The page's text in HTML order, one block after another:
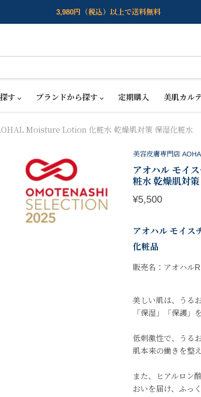
3,980円（税込）以上で送料無料
す ブランドから探す 定期購入 美肌カル
Moisture Lotion 化粧水 乾燥肌対策 保湿化粧水
美容皮膚専門店
アオハル モイ
粧水 乾燥肌対
現在の価格
¥5,500
アオハル モイ
化粧品
販売名：アオハ
美しい肌は、うる
「保湿」「保護」
低刺激性で、うる
肌本来の働きを整
また、ヒアルロン
おいを届け、ふっ